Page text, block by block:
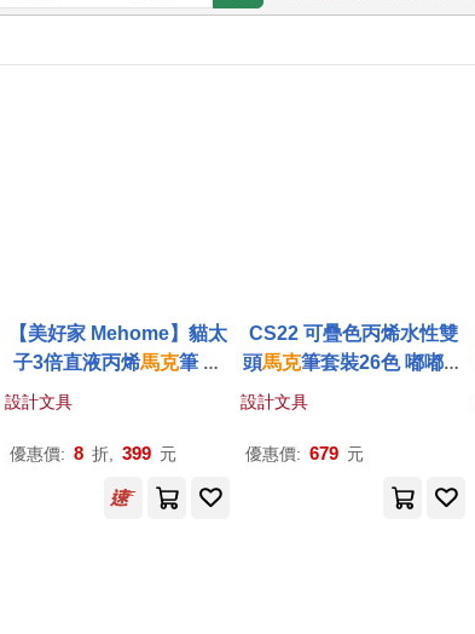
【美好家 Mehome】貓太
子3倍直液丙烯馬克筆 軟
頭塗鴉筆 12色
設計文具
優惠價: 8 折, 399 元
CS22 可疊色丙烯水性雙
頭馬克筆套裝26色 嘟嘟頭
設計文具
優惠價: 679 元